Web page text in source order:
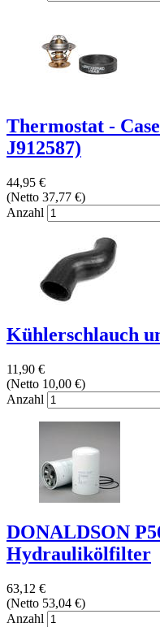
Thermostat -
J912587)
44,95 €
(Netto 37,77 €)
Anzahl
Kühlerschlauch
11,90 €
(Netto 10,00 €)
Anzahl
DONALDSON
Hydraulikölfilter
63,12 €
(Netto 53,04 €)
Anzahl